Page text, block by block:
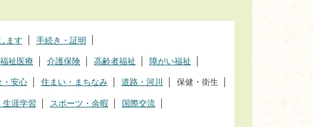
ます 手続き・証明
福祉医療 介護保険 高齢者福祉 障がい福祉
・安心 住まい・まちなみ 道路・河川 保健・衛生
生涯学習 スポーツ・余暇 国際交流